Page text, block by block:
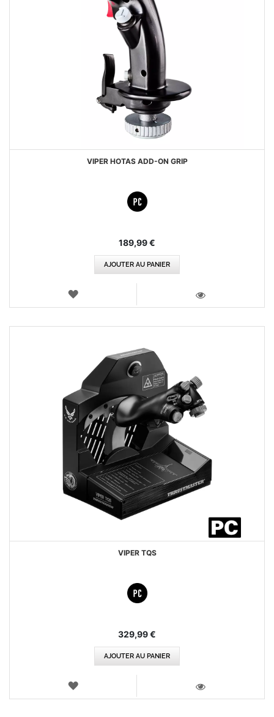
VIPER HOTAS ADD-ON GRIP
189,99 €
AJOUTER AU PANIER
AJOUTER
VIPER TQS
329,99 €
AJOUTER AU PANIER
AJOUTER